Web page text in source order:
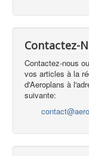
Contactez-
Contactez-nous
vos articles à la
d'Aeroplans à
suivante: